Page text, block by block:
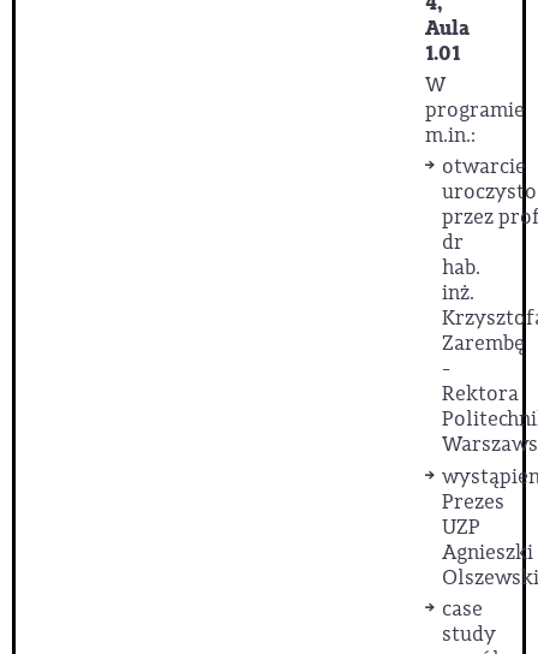
Aula
1.01
W
programie
m.in.:
otwarcie
przez
dr
hab.
inż.
Zarembę
-
Rektora
Prezes
UZP
Agnieszki
case
study